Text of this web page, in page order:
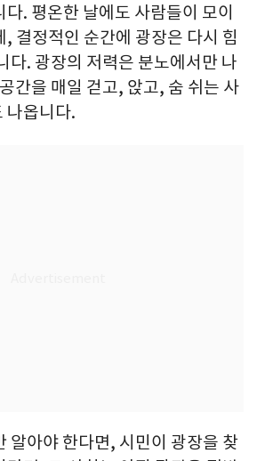
. 평온한 날에도 사람들이 모이
결정적인 순간에 광장은 다시 힘
다. 광장의 저력은 분노에서만 나
간을 매일 걷고, 앉고, 숨 쉬는 사
나옵니다.
알아야 한다면, 시민이 광장을 찾